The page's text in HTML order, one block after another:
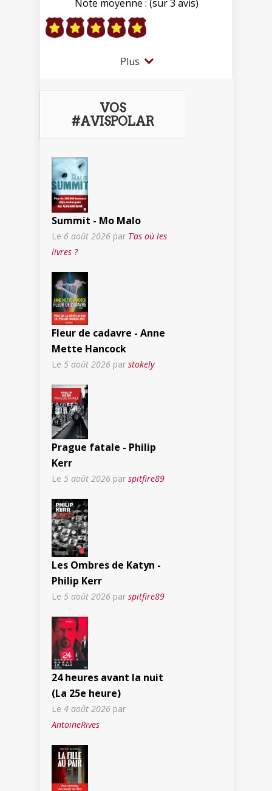
Note moyenne : (sur 3 avis)
Plus
VOS
#AVISPOLAR
Summit - Mo Malo
Le 6 août 2026 par T’as où les
livres ?
Fleur de cadavre - Anne
Mette Hancock
Le 5 août 2026 par stokely
Prague fatale - Philip
Kerr
Le 5 août 2026 par spitfire89
Les Ombres de Katyn -
Philip Kerr
Le 5 août 2026 par spitfire89
24 heures avant la nuit
(La 25e heure)
Le 4 août 2026 par
AntoineRives